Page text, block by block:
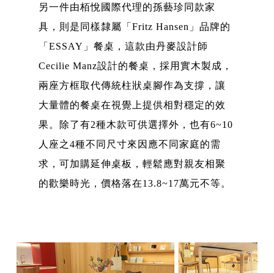
另一件由栢悅國際代理的孫藝珍同款家
具，則是同樣隸屬「Fritz Hansen」品牌的
「ESSAY」餐桌，這款由丹麥設計師
Cecilie Manz設計的餐桌，採用實木製成，
兩座方框取代傳統柱狀桌腳作為支撐，讓
大量體的餐桌在視覺上提供相對穩定的效
果。除了有2種木款可供選擇外，也有6~10
人座之4種不同尺寸來因應不同家庭的需
求，可加購延伸桌板，輕鬆應對親友相聚
的歡樂時光，價格落在13.8~17萬元不等。